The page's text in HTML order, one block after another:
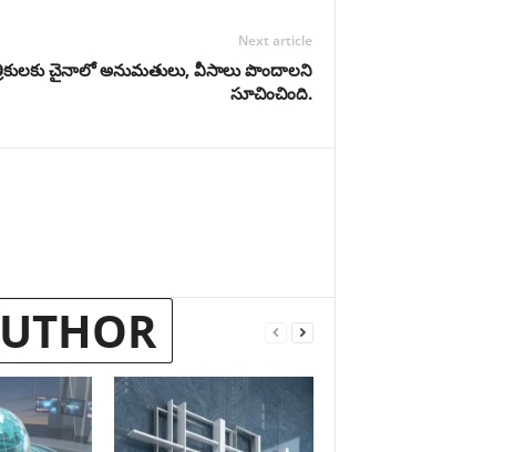
Next article
చైనాలో అనుమతులు, వీసాలు పొందాలని
సూచించింది.